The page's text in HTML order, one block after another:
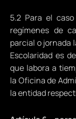
5.2 Para el
regímenes de
parcial o jornada
Escolaridad es
que labora a
la Oficina de
la entidad